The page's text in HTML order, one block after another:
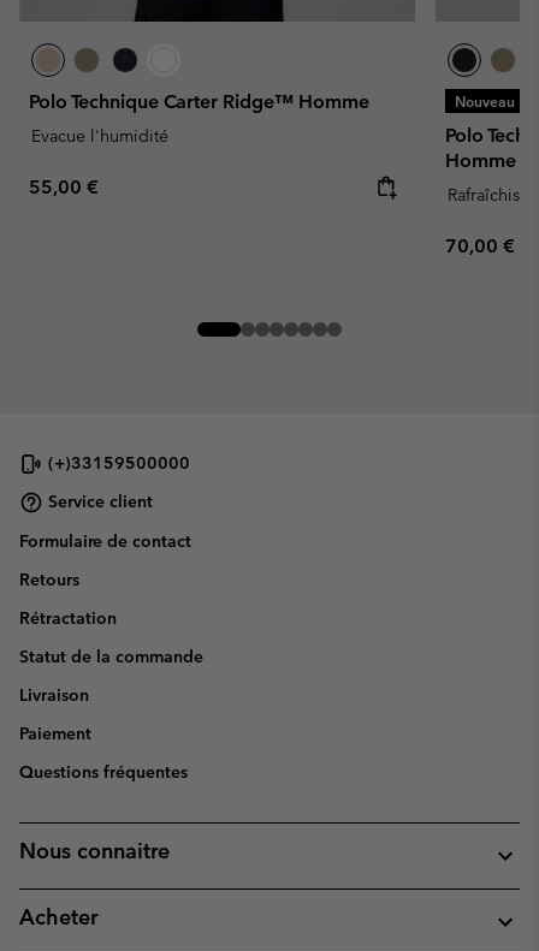
Polo Technique Carter Ridge™ Homme
Evacue l'humidité
Regular price:
55,00 €
Nouveau
Polo
Homme
Regular
70,00 €
(+)33159500000
Service client
Formulaire de contact
Retours
Rétractation
Statut de la commande
Livraison
Paiement
Questions fréquentes
Nous connaitre
Acheter